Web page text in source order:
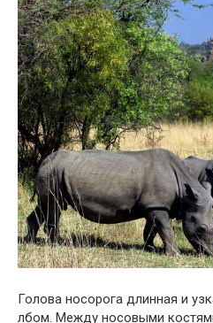
Голова носорога длинная и
лбом. Между носовыми